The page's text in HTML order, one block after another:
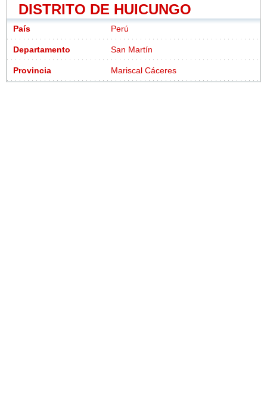
DISTRITO DE HUICUNGO
País Perú
Departamento San Martín
Provincia Mariscal Cáceres